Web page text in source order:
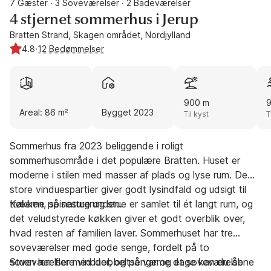
7 Gæster · 3 Soveværelser · 2 Badeværelser
4 stjernet sommerhus i Jerup
Bratten Strand, Skagen området, Nordjylland
4.8·12 Bedømmelser
Areal: 86 m² Bygget 2023
900 m
Til kyst
Sommerhus fra 2023 beliggende i roligt
sommerhusområde i det populære Bratten. Huset er
moderne i stilen med masser af plads og lyse rum. De
store vinduespartier giver godt lysindfald og udsigt til
træerne på naturgrunden.
Køkken, spisestue og stue er samlet til ét langt rum, og
det veludstyrede køkken giver et godt overblik over,
hvad resten af familien laver. Sommerhuset har tre
soveværelser med gode senge, fordelt på to
soveværelser med dobbeltsenge og et soveværelse
Stuen har flere vinduer, og på varme dage kan du åbne